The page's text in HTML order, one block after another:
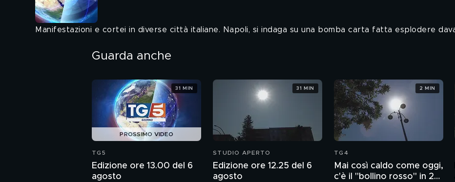
Manifestazioni e cortei in diverse città italiane. Napoli, si indaga su una bomba carta fatta esplodere
Guarda anche
PROSSIMO VIDEO
TG5
Edizione ore 13.00 del 6
agosto
31 MIN
STUDIO APERTO
Edizione ore 12.25 del 6
agosto
31 MIN
TG4
Mai così caldo come oggi,
c'è il "bollino rosso" in 27
2 MIN